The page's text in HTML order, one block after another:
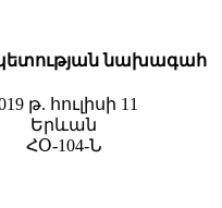
նախագահ
թ. հուլիսի 11
Երևան
ՀՕ-104-Ն